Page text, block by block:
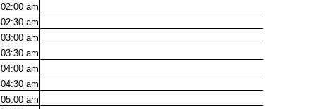
02:00 am
02:30 am
03:00 am
03:30 am
04:00 am
04:30 am
05:00 am